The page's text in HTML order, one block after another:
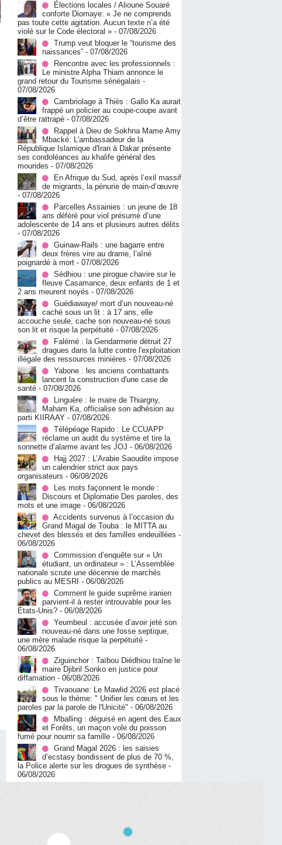
Élections locales / Alioune Souaré
conforte Diomaye: « Je ne comprends
pas toute cette agitation. Aucun texte n’a été
violé sur le Code électoral » - 07/08/2026
Trump veut bloquer le “tourisme des
naissances” - 07/08/2026
Rencontre avec les professionnels :
Le ministre Alpha Thiam annonce le
grand retour du Tourisme sénégalais -
07/08/2026
Cambriolage à Thiès : Gallo Ka aurait
frappé un policier au coupe-coupe avant
d’être rattrapé - 07/08/2026
Rappel à Dieu de Sokhna Mame Amy
Mbacké: L'ambassadeur de la
République Islamique d'Iran à Dakar présente
ses condoléances au khalife général des
mourides - 07/08/2026
En Afrique du Sud, après l’exil massif
de migrants, la pénurie de main-d’œuvre
- 07/08/2026
Parcelles Assainies : un jeune de 18
ans déféré pour viol présumé d’une
adolescente de 14 ans et plusieurs autres délits
- 07/08/2026
Guinaw-Rails : une bagarre entre
deux frères vire au drame, l’aîné
poignardé à mort - 07/08/2026
Sédhiou : une pirogue chavire sur le
fleuve Casamance, deux enfants de 1 et
2 ans meurent noyés - 07/08/2026
Guédiawaye/ mort d’un nouveau-né
caché sous un lit : à 17 ans, elle
accouche seule, cache son nouveau-né sous
son lit et risque la perpétuité - 07/08/2026
Falémé : la Gendarmerie détruit 27
dragues dans la lutte contre l'exploitation
illégale des ressources minières - 07/08/2026
Yabone : les anciens combattants
lancent la construction d'une case de
santé - 07/08/2026
Linguère : le maire de Thiargny,
Maham Ka, officialise son adhésion au
parti KIIRAAY - 07/08/2026
Télépéage Rapido : Le CCUAPP
réclame un audit du système et tire la
sonnette d’alarme avant les JOJ - 06/08/2026
Hajj 2027 : L’Arabie Saoudite impose
un calendrier strict aux pays
organisateurs - 06/08/2026
Les mots façonnent le monde :
Discours et Diplomatie Des paroles, des
mots et une image - 06/08/2026
Accidents survenus à l’occasion du
Grand Magal de Touba : le MITTA au
chevet des blessés et des familles endeuillées -
06/08/2026
Commission d’enquête sur « Un
étudiant, un ordinateur » : L’Assemblée
nationale scrute une décennie de marchés
publics au MESRI - 06/08/2026
Comment le guide suprême iranien
parvient-il à rester introuvable pour les
États-Unis? - 06/08/2026
Yeumbeul : accusée d’avoir jeté son
nouveau-né dans une fosse septique,
une mère malade risque la perpétuité -
06/08/2026
Ziguinchor : Taïbou Diédhiou traîne le
maire Djibril Sonko en justice pour
diffamation - 06/08/2026
Tivaouane: Le Mawlid 2026 est placé
sous le thème: " Unifier les cœurs et les
paroles par la parole de l'Unicité" - 06/08/2026
Mballing : déguisé en agent des Eaux
et Forêts, un maçon vole du poisson
fumé pour nourrir sa famille - 06/08/2026
Grand Magal 2026 : les saisies
d’ecstasy bondissent de plus de 70 %,
la Police alerte sur les drogues de synthèse -
06/08/2026